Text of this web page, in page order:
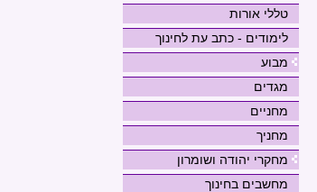
טללי אורות
לימודים - כתב עת לחינוך
מבוע
מגדים
מחניים
מחניך
מחקרי יהודה ושומרון
מחשבים בחינוך